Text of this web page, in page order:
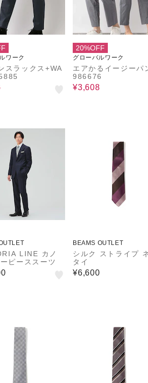
ワーク
スラックス+WA
20%OFF
グローバルワーク
エアかるイージーパ
986676
¥3,608
LINE カノ
ピーススーツ
BEAMS OUTLET
シルク ストライプ
タイ
¥6,600